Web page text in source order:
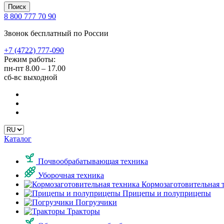
Поиск
8 800 777 70 90
Звонок бесплатный по России
+7 (4722) 777-090
Режим работы:
пн-пт 8.00 – 17.00
сб-вс выходной
Каталог
Почвообрабатывающая техника
Уборочная техника
Кормозаготовительная
Прицепы и полуприцепы
Погрузчики
Тракторы